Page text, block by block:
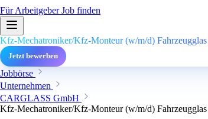
Für ArbeitgeberJob finden
Kfz-Mechatroniker/Kfz-Monteur (w/m/d)
Jetzt bewerben
Jobbörse
Unternehmen
CARGLASS GmbH
Kfz-Mechatroniker/Kfz-Monteur (w/m/d)